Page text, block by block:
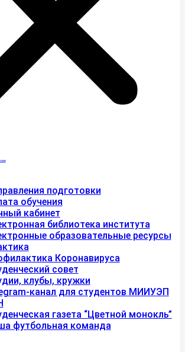
подготовки
обучения
кабинет
библиотека института
образовательные ресурсы
Коронавируса
совет
клубы, кружки
канал для студентов МИИУЭП
газета “Цветной монокль”
футбольная команда